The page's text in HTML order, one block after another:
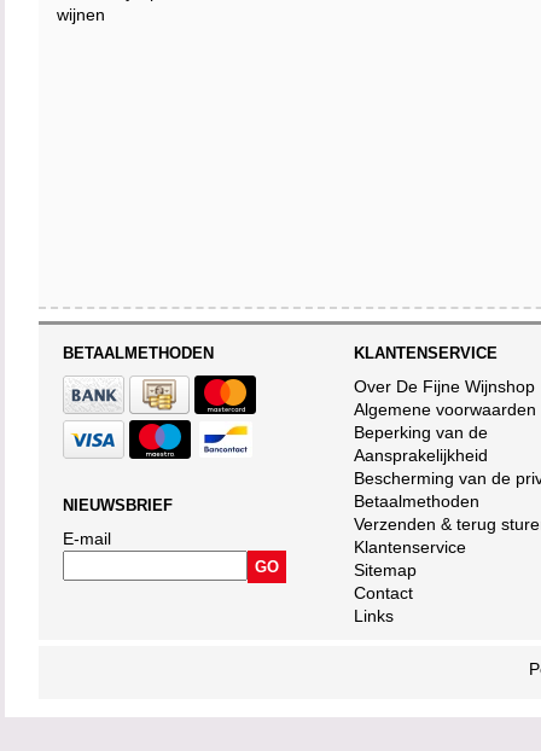
wijnen
BETAALMETHODEN
NIEUWSBRIEF
E-mail
KLANTENSERVICE
Over De Fijne Wijnshop
Algemene voorwaarden
Beperking van de
Aansprakelijkheid
Bescherming van de
Betaalmethoden
Verzenden & terug
Klantenservice
Sitemap
Contact
Links